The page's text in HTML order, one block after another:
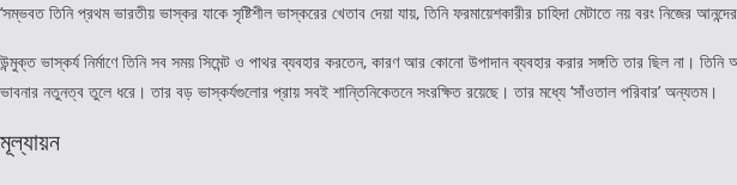
‘সম্ভবত তিনি প্রথম ভারতীয় ভাস্কর যাকে সৃষ্টিশীল ভাস্করের খেতাব দেয়া যায়, তিনি ফরমায়েশকারীর চাহিদা মেটাতে নয় বরং নিজের
উন্মুক্ত ভাস্কর্য নির্মাণে তিনি সব সময় সিমেন্ট ও পাথর ব্যবহার করতেন, কারণ আর কোনো উপাদান ব্যবহার করার সঙ্গতি তার ছিল না।
ভাবনার নতুনত্ব তুলে ধরে। তার বড় ভাস্কর্যগুলোর প্রায় সবই শান্তিনিকেতনে সংরক্ষিত রয়েছে। তার মধ্যে ‘সাঁওতাল পরিবার’ অন্যতম।
মূল্যায়ন